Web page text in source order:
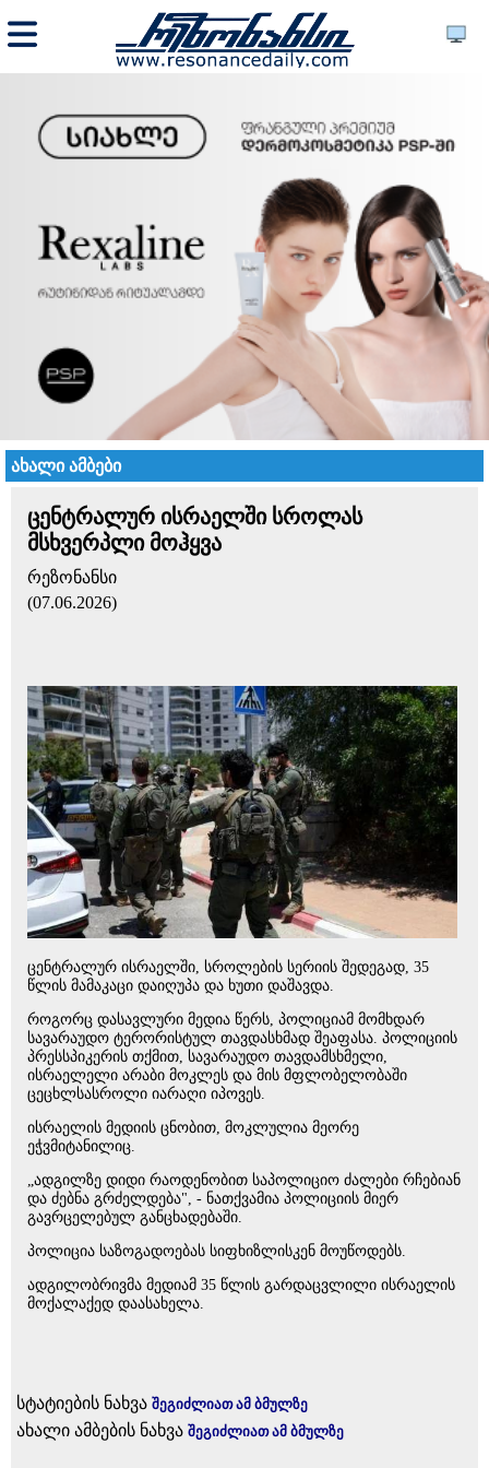
ახალი ამბები
ცენტრალურ ისრაელში სროლას
მსხვერპლი მოჰყვა
რეზონანსი
(07.06.2026)
ცენტრალურ ისრაელში, სროლების სერიის შედეგად, 35
წლის მამაკაცი დაიღუპა და ხუთი დაშავდა.
როგორც დასავლური მედია წერს, პოლიციამ მომხდარ
სავარაუდო ტერორისტულ თავდასხმად შეაფასა. პოლიციის
პრესსპიკერის თქმით, სავარაუდო თავდამსხმელი,
ისრაელელი არაბი მოკლეს და მის მფლობელობაში
ცეცხლსასროლი იარაღი იპოვეს.
ისრაელის მედიის ცნობით, მოკლულია მეორე
ეჭვმიტანილიც.
„ადგილზე დიდი რაოდენობით საპოლიციო ძალები რჩებიან
და ძებნა გრძელდება", - ნათქვამია პოლიციის მიერ
გავრცელებულ განცხადებაში.
პოლიცია საზოგადოებას სიფხიზლისკენ მოუწოდებს.
ადგილობრივმა მედიამ 35 წლის გარდაცვლილი ისრაელის
მოქალაქედ დაასახელა.
სტატიების ნახვა შეგიძლიათ ამ ბმულზე
ახალი ამბების ნახვა შეგიძლიათ ამ ბმულზე